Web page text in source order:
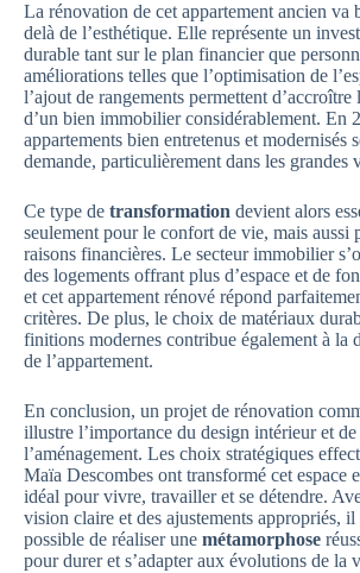
La rénovation de cet appartement ancien va
delà de l’esthétique. Elle représente un
durable tant sur le plan financier que
améliorations telles que l’optimisation de
l’ajout de rangements permettent d’accroître
d’un bien immobilier considérablement. En
appartements bien entretenus et modernisés
demande, particulièrement dans les grandes
Ce type de transformation devient alors
seulement pour le confort de vie, mais aussi
raisons financières. Le secteur immobilier
des logements offrant plus d’espace et de
et cet appartement rénové répond
critères. De plus, le choix de matériaux
finitions modernes contribue également à la
de l’appartement.
En conclusion, un projet de rénovation
illustre l’importance du design intérieur et de
l’aménagement. Les choix stratégiques
Maïa Descombes ont transformé cet espace
idéal pour vivre, travailler et se détendre.
vision claire et des ajustements appropriés, il
possible de réaliser une métamorphose
pour durer et s’adapter aux évolutions de la